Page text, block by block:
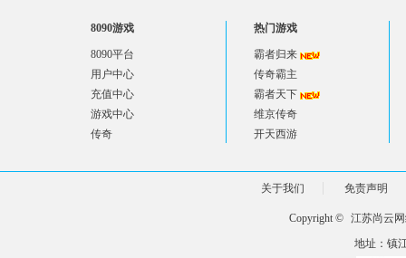
8090游戏
8090平台
用户中心
充值中心
游戏中心
传奇
热门游戏
霸者归来
传奇霸主
霸者天下
维京传奇
开天西游
关于我们 免责声明
Copyright © 江苏尚云
地址：镇